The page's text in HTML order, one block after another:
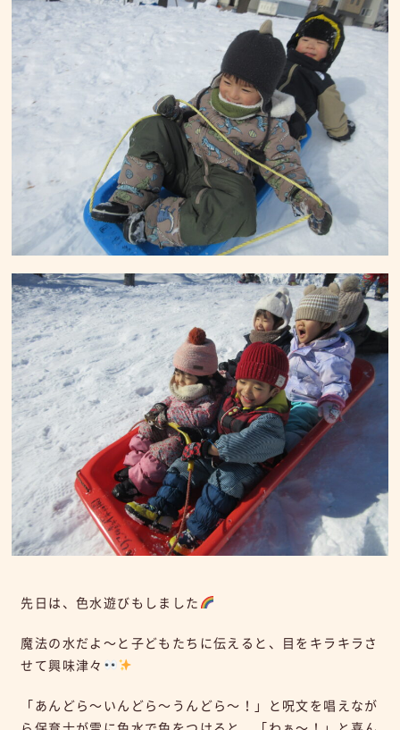
先日は、色水遊びもしました
魔法の水だよ～と子どもたちに伝えると、目をキラキラさ
せて興味津々
「あんどら～いんどら～うんどら～！」と呪文を唱えなが